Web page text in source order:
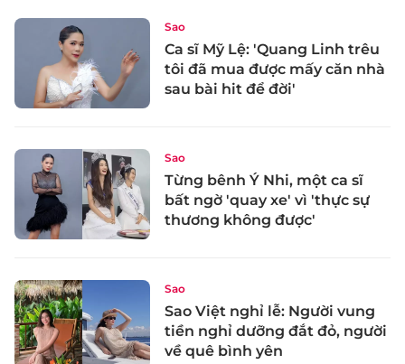
Sao
Ca sĩ Mỹ Lệ: 'Quang Linh trêu
tôi đã mua được mấy căn nhà
sau bài hit để đời'
Sao
Từng bênh Ý Nhi, một ca sĩ
bất ngờ 'quay xe' vì 'thực sự
thương không được'
Sao
Sao Việt nghỉ lễ: Người vung
tiền nghỉ dưỡng đắt đỏ, người
về quê bình yên